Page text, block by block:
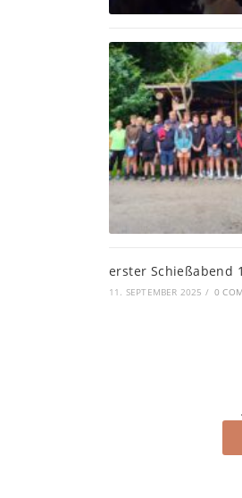
erster Schießabend
11. SEPTEMBER 2025 / 0